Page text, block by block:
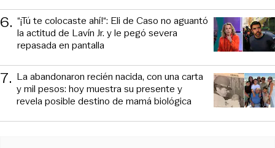
6. “¡Tú te colocaste ahí!“: Eli de Caso no aguantó
la actitud de Lavín Jr. y le pegó severa
repasada en pantalla
7. La abandonaron recién nacida, con una carta
y mil pesos: hoy muestra su presente y
revela posible destino de mamá biológica